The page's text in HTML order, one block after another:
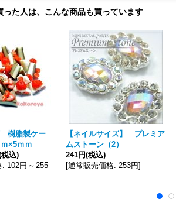
った人は、こんな商品も買っています
樹脂製ケー
×5ｍｍ
税込)
: 102円 ～ 255
【ネイルサイズ】 プレミア
ムストーン（2）
241円(税込)
[通常販売価格: 253円]